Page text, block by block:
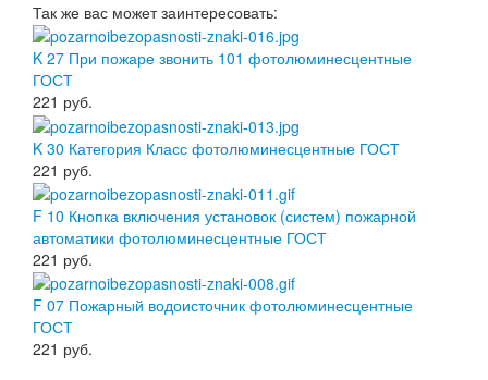
Так же вас может заинтересовать:
K 27 При пожаре звонить 101 фотолюминесцентные
ГОСТ
221 руб.
K 30 Категория Класс фотолюминесцентные ГОСТ
221 руб.
F 10 Кнопка включения установок (систем) пожарной
автоматики фотолюминесцентные ГОСТ
221 руб.
F 07 Пожарный водоисточник фотолюминесцентные
ГОСТ
221 руб.